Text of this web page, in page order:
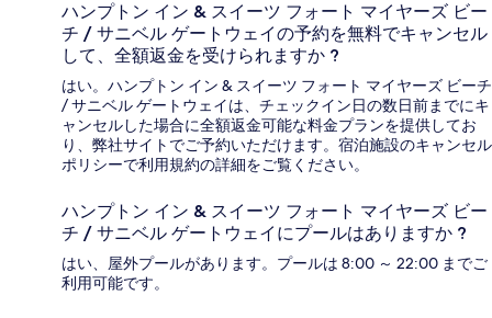
ハンプトン イン & スイーツ フォート マイヤーズ ビー
チ / サニベル ゲートウェイの予約を無料でキャンセル
して、全額返金を受けられますか ?
はい。ハンプトン イン & スイーツ フォート マイヤーズ ビーチ
/ サニベル ゲートウェイは、チェックイン日の数日前までにキ
ャンセルした場合に全額返金可能な料金プランを提供してお
り、弊社サイトでご予約いただけます。宿泊施設のキャンセル
ポリシーで利用規約の詳細をご覧ください。
ハンプトン イン & スイーツ フォート マイヤーズ ビー
チ / サニベル ゲートウェイにプールはありますか ?
はい、屋外プールがあります。プールは 8:00 ～ 22:00 までご
利用可能です。